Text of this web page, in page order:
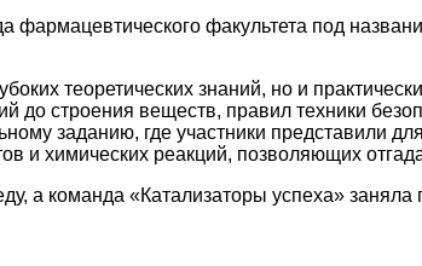
фармацевтического факультета под
теоретических знаний, но и
до строения веществ, правил техники
заданию, где участники представили
и химических реакций, позволяющих
команда «Катализаторы успеха» заняла